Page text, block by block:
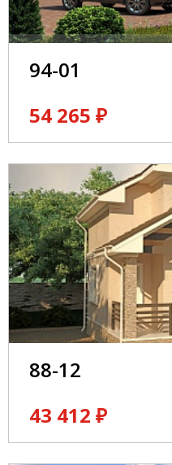
94-01
54 265 ₽
88-12
43 412 ₽